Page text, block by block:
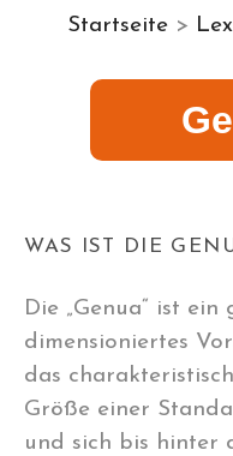
Startseite>
WAS IST DIE
Die „Genua“ ist
dimensioniertes
das
Größe einer
und sich bis hinter